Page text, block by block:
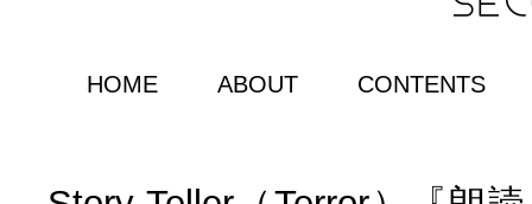
HOME ABOUT CONTENTS